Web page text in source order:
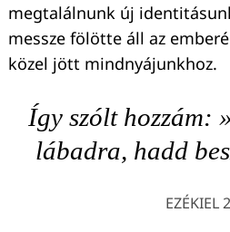
megtalálnunk új
messze fölötte áll az
közel jött mindnyájunkhoz.
Így szólt hozzám:
lábadra, hadd
EZÉKIEL